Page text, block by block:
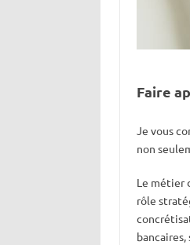
Faire
Je vous
non
Le métier
rôle